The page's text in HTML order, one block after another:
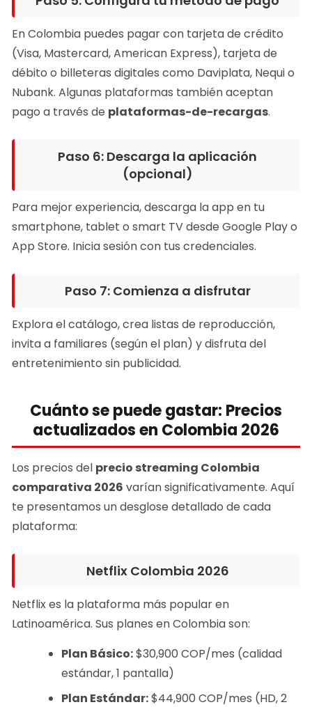
En Colombia puedes pagar con tarjeta de crédito
(Visa, Mastercard, American Express), tarjeta de
débito o billeteras digitales como Daviplata, Nequi o
Nubank. Algunas plataformas también aceptan
pago a través de plataformas-de-recargas.
Paso 6: Descarga la aplicación
(opcional)
Para mejor experiencia, descarga la app en tu
smartphone, tablet o smart TV desde Google Play o
App Store. Inicia sesión con tus credenciales.
Paso 7: Comienza a disfrutar
Explora el catálogo, crea listas de reproducción,
invita a familiares (según el plan) y disfruta del
entretenimiento sin publicidad.
Cuánto se puede gastar: Precios
actualizados en Colombia 2026
Los precios del precio streaming Colombia
comparativa 2026 varían significativamente. Aquí
te presentamos un desglose detallado de cada
plataforma:
Netflix Colombia 2026
Netflix es la plataforma más popular en
Latinoamérica. Sus planes en Colombia son:
Plan Básico:$30,900 COP/mes (calidad
estándar, 1 pantalla)
Plan Estándar:$44,900 COP/mes (HD, 2